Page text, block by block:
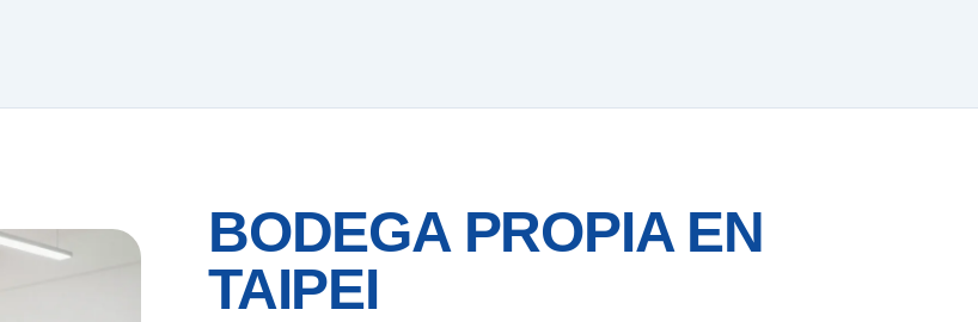
BODEGA PROPIA EN
TAIPEI